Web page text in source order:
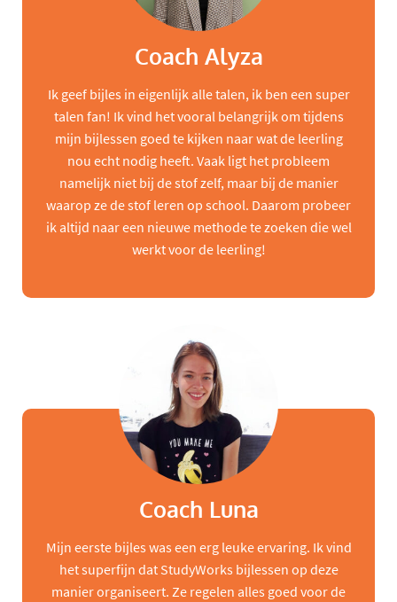
Coach Alyza
Ik geef bijles in eigenlijk alle talen, ik ben een super
talen fan! Ik vind het vooral belangrijk om tijdens
mijn bijlessen goed te kijken naar wat de leerling
nou echt nodig heeft. Vaak ligt het probleem
namelijk niet bij de stof zelf, maar bij de manier
waarop ze de stof leren op school. Daarom probeer
ik altijd naar een nieuwe methode te zoeken die wel
werkt voor de leerling!
Coach Luna
Mijn eerste bijles was een erg leuke ervaring. Ik vind
het superfijn dat StudyWorks bijlessen op deze
manier organiseert. Ze regelen alles goed voor de